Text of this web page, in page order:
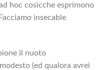
hoc cosicche esprimono
insecable
il nuoto
(ed qualora avrei